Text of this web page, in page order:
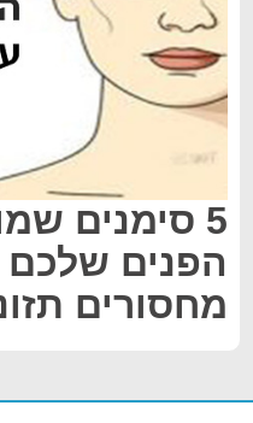
5 סימנים
הפנים שלכם
מחסורים